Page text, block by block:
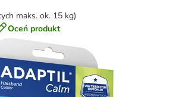
maks. ok. 15 kg)
Oceń produkt